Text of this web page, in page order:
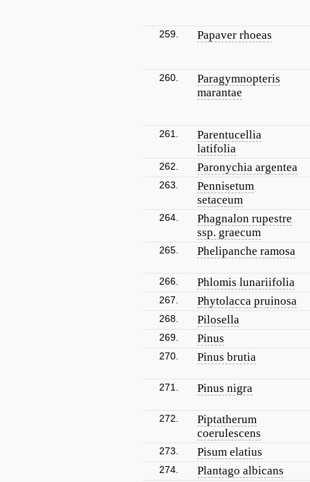
259. Papaver rhoeas
260.
Paragymnopteris
marantae
261.
Parentucellia
latifolia
262. Paronychia argentea
263.
Pennisetum
setaceum
264.
Phagnalon rupestre
ssp. graecum
265. Phelipanche ramosa
266. Phlomis lunariifolia
267. Phytolacca pruinosa
268. Pilosella
269. Pinus
270. Pinus brutia
271. Pinus nigra
272.
Piptatherum
coerulescens
273. Pisum elatius
274. Plantago albicans